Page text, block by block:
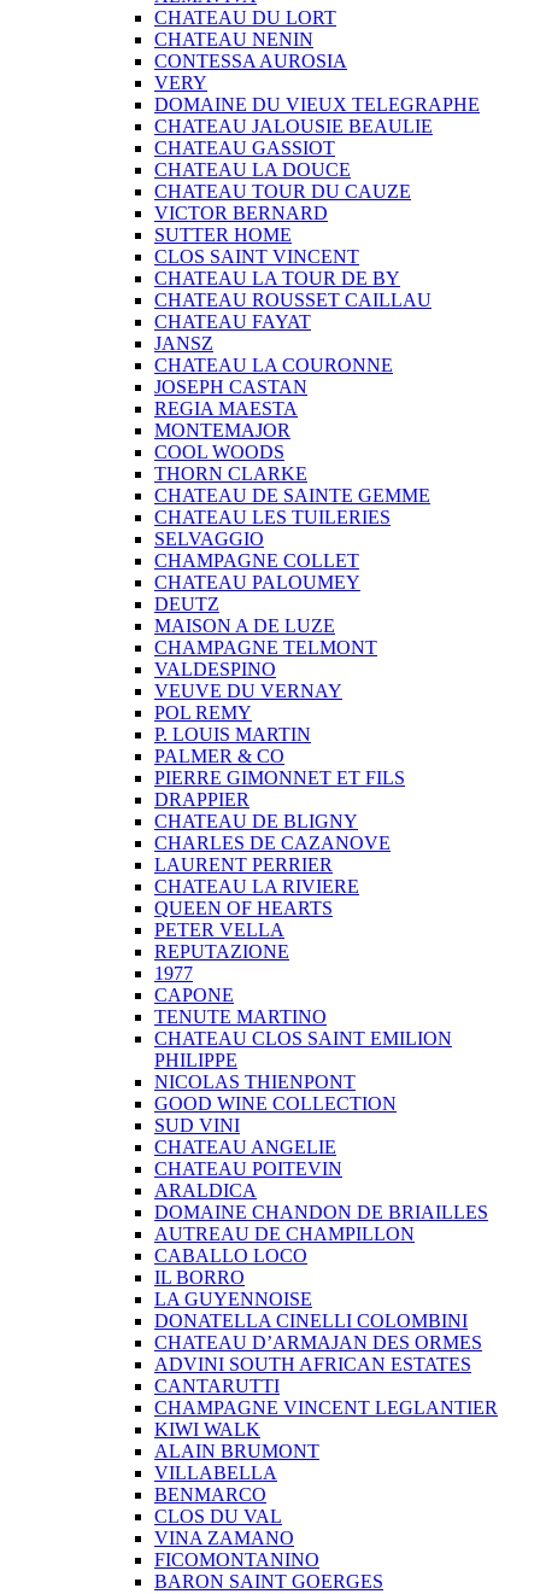
CHATEAU DU LORT
CHATEAU NENIN
CONTESSA AUROSIA
VERY
DOMAINE DU VIEUX TELEGRAPHE
CHATEAU JALOUSIE BEAULIE
CHATEAU GASSIOT
CHATEAU LA DOUCE
CHATEAU TOUR DU CAUZE
VICTOR BERNARD
SUTTER HOME
CLOS SAINT VINCENT
CHATEAU LA TOUR DE BY
CHATEAU ROUSSET CAILLAU
CHATEAU FAYAT
JANSZ
CHATEAU LA COURONNE
JOSEPH CASTAN
REGIA MAESTA
MONTEMAJOR
COOL WOODS
THORN CLARKE
CHATEAU DE SAINTE GEMME
CHATEAU LES TUILERIES
SELVAGGIO
CHAMPAGNE COLLET
CHATEAU PALOUMEY
DEUTZ
MAISON A DE LUZE
CHAMPAGNE TELMONT
VALDESPINO
VEUVE DU VERNAY
POL REMY
P. LOUIS MARTIN
PALMER & CO
PIERRE GIMONNET ET FILS
DRAPPIER
CHATEAU DE BLIGNY
CHARLES DE CAZANOVE
LAURENT PERRIER
CHATEAU LA RIVIERE
QUEEN OF HEARTS
PETER VELLA
REPUTAZIONE
1977
CAPONE
TENUTE MARTINO
CHATEAU CLOS SAINT EMILION
PHILIPPE
NICOLAS THIENPONT
GOOD WINE COLLECTION
SUD VINI
CHATEAU ANGELIE
CHATEAU POITEVIN
ARALDICA
DOMAINE CHANDON DE BRIAILLES
AUTREAU DE CHAMPILLON
CABALLO LOCO
IL BORRO
LA GUYENNOISE
DONATELLA CINELLI COLOMBINI
CHATEAU D’ARMAJAN DES ORMES
ADVINI SOUTH AFRICAN ESTATES
CANTARUTTI
CHAMPAGNE VINCENT LEGLANTIER
KIWI WALK
ALAIN BRUMONT
VILLABELLA
BENMARCO
CLOS DU VAL
VINA ZAMANO
FICOMONTANINO
BARON SAINT GOERGES